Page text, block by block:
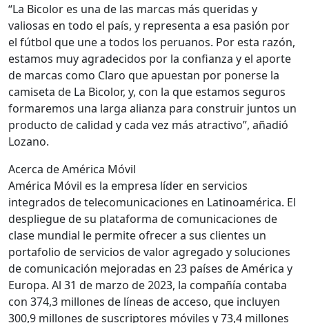
“La Bicolor es una de las marcas más queridas y
valiosas en todo el país, y representa a esa pasión por
el fútbol que une a todos los peruanos. Por esta razón,
estamos muy agradecidos por la confianza y el aporte
de marcas como Claro que apuestan por ponerse la
camiseta de La Bicolor, y, con la que estamos seguros
formaremos una larga alianza para construir juntos un
producto de calidad y cada vez más atractivo”, añadió
Lozano.
Acerca de América Móvil
América Móvil es la empresa líder en servicios
integrados de telecomunicaciones en Latinoamérica. El
despliegue de su plataforma de comunicaciones de
clase mundial le permite ofrecer a sus clientes un
portafolio de servicios de valor agregado y soluciones
de comunicación mejoradas en 23 países de América y
Europa. Al 31 de marzo de 2023, la compañía contaba
con 374,3 millones de líneas de acceso, que incluyen
300,9 millones de suscriptores móviles y 73,4 millones